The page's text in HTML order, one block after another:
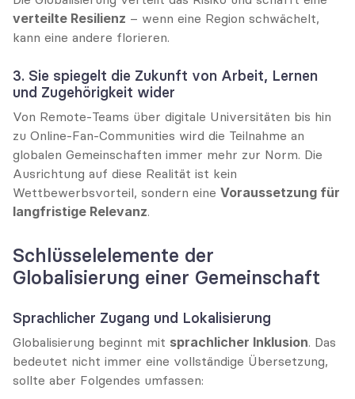
verteilte Resilienz – wenn eine Region schwächelt,
kann eine andere florieren.
3. Sie spiegelt die Zukunft von Arbeit, Lernen
und Zugehörigkeit wider
Von Remote-Teams über digitale Universitäten bis hin
zu Online-Fan-Communities wird die Teilnahme an
globalen Gemeinschaften immer mehr zur Norm. Die
Ausrichtung auf diese Realität ist kein
Wettbewerbsvorteil, sondern eine Voraussetzung für
langfristige Relevanz.
Schlüsselelemente der
Globalisierung einer Gemeinschaft
Sprachlicher Zugang und Lokalisierung
Globalisierung beginnt mit sprachlicher Inklusion. Das
bedeutet nicht immer eine vollständige Übersetzung,
sollte aber Folgendes umfassen: